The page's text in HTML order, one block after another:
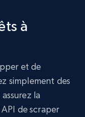
à
et de
simplement des
la
de scraper